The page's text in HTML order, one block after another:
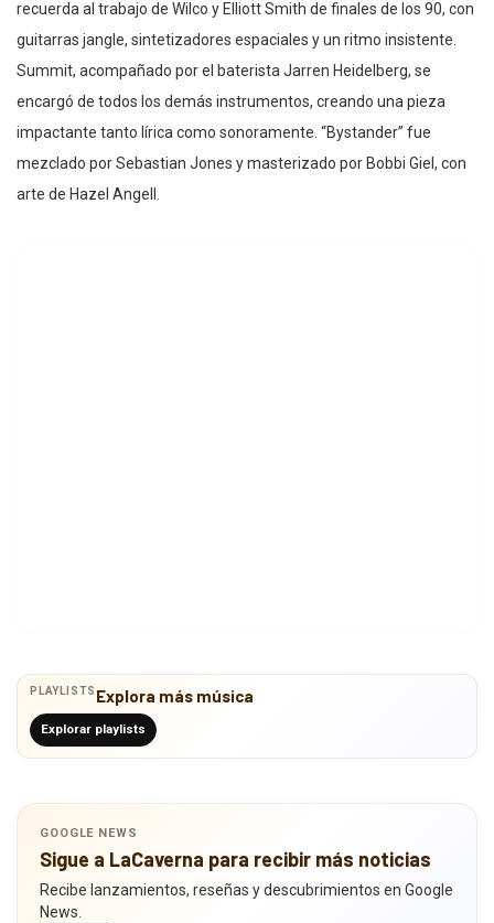
recuerda al trabajo de Wilco y Elliott Smith de finales de los 90, con
guitarras jangle, sintetizadores espaciales y un ritmo insistente.
Summit, acompañado por el baterista Jarren Heidelberg, se
encargó de todos los demás instrumentos, creando una pieza
impactante tanto lírica como sonoramente. “Bystander” fue
mezclado por Sebastian Jones y masterizado por Bobbi Giel, con
arte de Hazel Angell.
PLAYLISTS Explora más música
Explorar playlists
GOOGLE NEWS
Sigue a LaCaverna para recibir más noticias
Recibe lanzamientos, reseñas y descubrimientos en Google
News.